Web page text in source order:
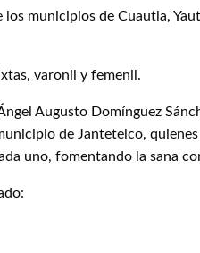
municipios de Cuautla,
varonil y femenil.
Augusto Domínguez
de Jantetelco,
uno, fomentando la sana